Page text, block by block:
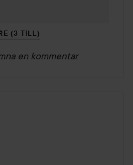
(3 TILL)
en kommentar
1 år